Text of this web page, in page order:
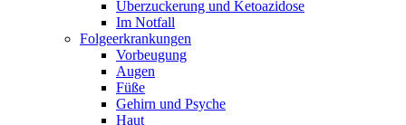
Überzuckerung und Ketoazidose
Im Notfall
Folgeerkrankungen
Vorbeugung
Augen
Füße
Gehirn und Psyche
Haut